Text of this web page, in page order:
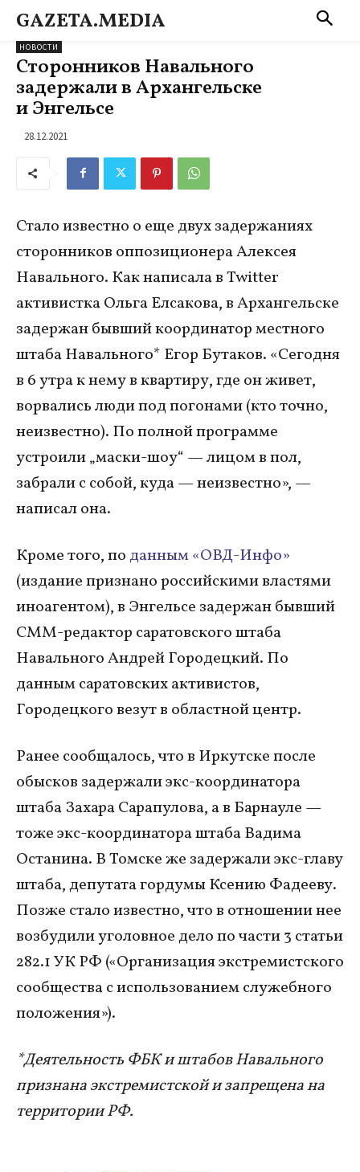
GAZETA.MEDIA
НОВОСТИ
Сторонников Навального
задержали в Архангельске
и Энгельсе
28.12.2021
Стало известно о еще двух задержаниях
сторонников оппозиционера Алексея
Навального. Как написала в Twitter
активистка Ольга Елсакова, в Архангельске
задержан бывший координатор местного
штаба Навального* Егор Бутаков. «Сегодня
в 6 утра к нему в квартиру, где он живет,
ворвались люди под погонами (кто точно,
неизвестно). По полной программе
устроили „маски-шоу“ — лицом в пол,
забрали с собой, куда — неизвестно», —
написал она.
Кроме того, поданным «ОВД-Инфо»
(издание признано российскими властями
иноагентом), в Энгельсе задержан бывший
СММ-редактор саратовского штаба
Навального Андрей Городецкий. По
данным саратовских активистов,
Городецкого везут в областной центр.
Ранее сообщалось, что в Иркутске после
обысков задержали экс-координатора
штаба Захара Сарапулова, а в Барнауле —
тоже экс-координатора штаба Вадима
Останина. В Томске же задержали экс-главу
штаба, депутата гордумы Ксению Фадееву.
Позже стало известно, что в отношении нее
возбудили уголовное дело по части 3 статьи
282.1 УК РФ («Организация экстремистского
сообщества с использованием служебного
положения»).
*Деятельность ФБК и штабов Навального
признана экстремистской и запрещена на
территории РФ.